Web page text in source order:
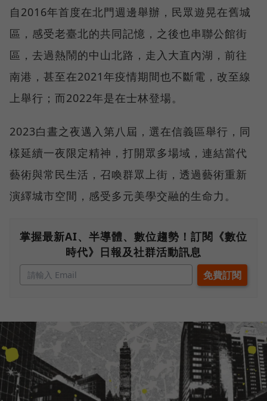
自2016年首度在北門週邊舉辦，民眾遊晃在舊城
區，感受老臺北的共同記憶，之後也串聯公館街
區，去過熱鬧的中山北路，走入大直內湖，前往
南港，甚至在2021年疫情期間也不斷電，改至線
上舉行；而2022年是在士林登場。
2023白晝之夜邁入第八屆，選在信義區舉行，同
樣延續一夜限定精神，打開眾多場域，連結當代
藝術與常民生活，召喚群眾上街，透過藝術重新
演繹城市空間，感受多元美學交融的生命力。
掌握最新AI、半導體、數位趨勢！訂閱《數位
時代》日報及社群活動訊息